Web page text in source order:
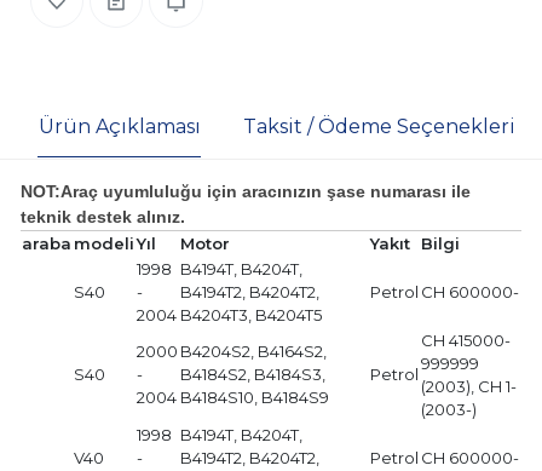
Ürün Açıklaması Taksit / Ödeme Seçenekleri
NOT:Araç uyumluluğu için aracınızın şase numarası ile
teknik destek alınız.
araba modeliYıl Motor Yakıt Bilgi
S40
1998
-
2004
B4194T, B4204T,
B4194T2, B4204T2,
B4204T3, B4204T5
Petrol CH 600000-
S40
2000
-
2004
B4204S2, B4164S2,
B4184S2, B4184S3,
B4184S10, B4184S9
Petrol
CH 415000-
999999
(2003), CH 1-
(2003-)
V40
1998
-
B4194T, B4204T,
B4194T2, B4204T2,
Petrol CH 600000-